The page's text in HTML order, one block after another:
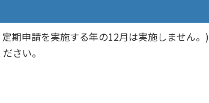
期申請を実施する年の12月は実施しません。)
さい。